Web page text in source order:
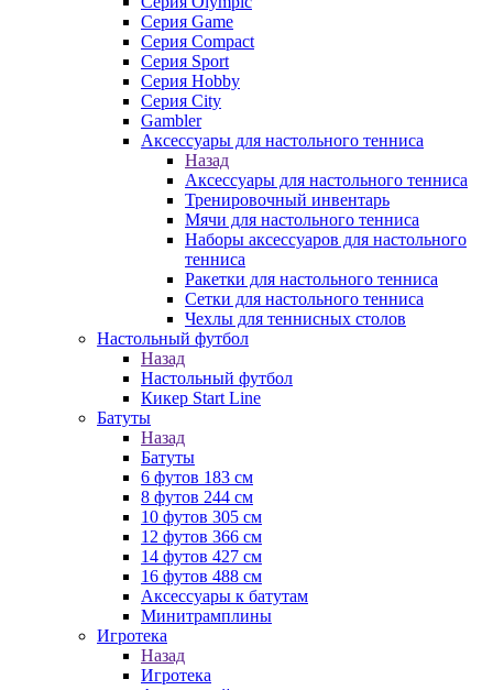
Серия Game
Серия Compact
Серия Sport
Серия Hobby
Серия City
Gambler
Аксессуары для настольного тенниса
Назад
Аксессуары для настольного тенниса
Тренировочный инвентарь
Мячи для настольного тенниса
Наборы аксессуаров для настольного
тенниса
Ракетки для настольного тенниса
Сетки для настольного тенниса
Чехлы для теннисных столов
Настольный футбол
Назад
Настольный футбол
Кикер Start Line
Батуты
Назад
Батуты
6 футов 183 см
8 футов 244 см
10 футов 305 см
12 футов 366 см
14 футов 427 см
16 футов 488 см
Аксессуары к батутам
Минитрамплины
Игротека
Назад
Игротека